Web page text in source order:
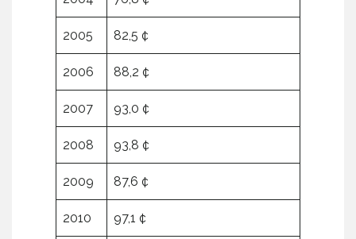
2005 82,5 ¢
2006 88,2 ¢
2007 93,0 ¢
2008 93,8 ¢
2009 87,6 ¢
2010 97,1 ¢